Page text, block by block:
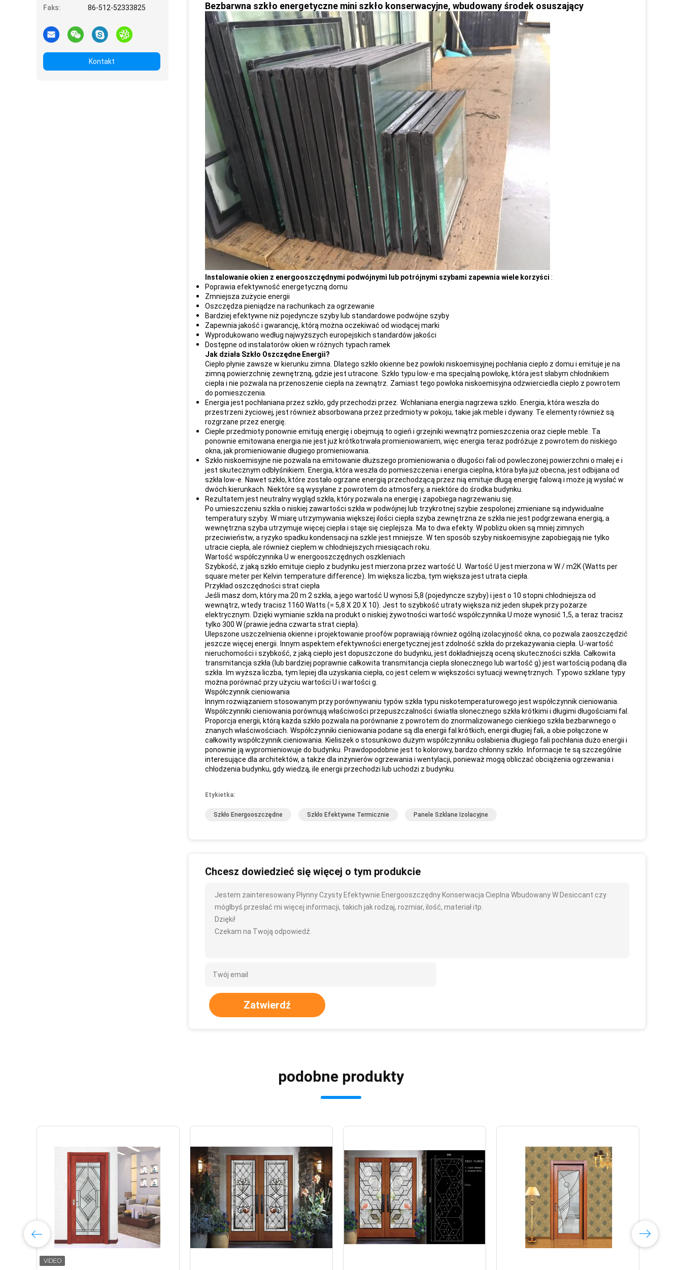
Faks:
86-512-52333825
Kontakt
Bezbarwna szkło energetyczne mini szkło konserwacyjne, wbudowany środek osuszający
Instalowanie okien z energooszczędnymi podwójnymi lub potrójnymi szybami zapewnia wiele korzyści :
Poprawia efektywność energetyczną domu
Zmniejsza zużycie energii
Oszczędza pieniądze na rachunkach za ogrzewanie
Bardziej efektywne niż pojedyncze szyby lub standardowe podwójne szyby
Zapewnia jakość i gwarancję, którą można oczekiwać od wiodącej marki
Wyprodukowano według najwyższych europejskich standardów jakości
Dostępne od instalatorów okien w różnych typach ramek
Jak działa Szkło Oszczędne Energii?
Ciepło płynie zawsze w kierunku zimna.
Dlatego szkło okienne bez powłoki niskoemisyjnej pochłania ciepło z domu i emituje je na
zimną powierzchnię zewnętrzną, gdzie jest utracone. Szkło typu low-e ma specjalną powłokę, która jest słabym chłodnikiem
ciepła i nie pozwala na przenoszenie ciepła na zewnątrz. Zamiast tego powłoka niskoemisyjna odzwierciedla ciepło z powrotem
do pomieszczenia.
Energia jest pochłaniana przez szkło, gdy przechodzi przez. Wchłaniana energia nagrzewa szkło.
Energia, która weszła do
przestrzeni życiowej, jest również absorbowana przez przedmioty w pokoju, takie jak meble i dywany. Te elementy również są
rozgrzane przez energię.
Ciepłe przedmioty ponownie emitują energię i obejmują to ogień i grzejniki wewnątrz pomieszczenia oraz ciepłe meble. Ta
ponownie emitowana energia nie jest już krótkotrwała promieniowaniem, więc energia teraz podróżuje z powrotem do niskiego
okna, jak promieniowanie długiego promieniowania.
Szkło niskoemisyjne nie pozwala na emitowanie dłuższego promieniowania o długości fali od powleczonej powierzchni o małej e i
jest skutecznym odbłyśnikiem.
Energia, która weszła do pomieszczenia i energia cieplna, która była już obecna, jest odbijana od
szkła low-e.
Nawet szkło, które zostało ogrzane energią przechodzącą przez nią emituje długą energię falową i może ją wysłać w
dwóch kierunkach.
Niektóre są wysyłane z powrotem do atmosfery, a niektóre do środka budynku.
Rezultatem jest neutralny wygląd szkła, który pozwala na energię i zapobiega nagrzewaniu się.
Po umieszczeniu szkła o niskiej zawartości szkła w podwójnej lub trzykrotnej szybie zespolonej zmieniane są indywidualne
temperatury szyby. W miarę utrzymywania większej ilości ciepła szyba zewnętrzna ze szkła nie jest podgrzewana energią, a
wewnętrzna szyba utrzymuje więcej ciepła i staje się cieplejsza.
Ma to dwa efekty. W pobliżu okien są mniej zimnych
przeciwieństw, a ryzyko spadku kondensacji na szkle jest mniejsze. W ten sposób szyby niskoemisyjne zapobiegają nie tylko
utracie ciepła, ale również ciepłem w chłodniejszych miesiącach roku.
Wartość współczynnika U w energooszczędnych oszkleniach
Szybkość, z jaką szkło emituje ciepło z budynku jest mierzona przez wartość U. Wartość U jest mierzona w W / m2K (Watts per
square meter per Kelvin temperature difference).
Im większa liczba, tym większa jest utrata ciepła.
Przykład oszczędności strat ciepła
Jeśli masz dom, który ma 20 m 2 szkła, a jego wartość U wynosi 5,8 (pojedyncze szyby) i jest o 10 stopni chłodniejsza od
wewnątrz, wtedy tracisz 1160 Watts (= 5,8 X 20 X 10). Jest to szybkość utraty większa niż jeden słupek przy pożarze
elektrycznym.
Dzięki wymianie szkła na produkt o niskiej żywotności wartość współczynnika U może wynosić 1,5, a teraz tracisz
tylko 300 W (prawie jedna czwarta strat ciepła).
Ulepszone uszczelnienia okienne i projektowanie proofów poprawiają również ogólną izolacyjność okna, co pozwala zaoszczędzić
jeszcze więcej energii.
Innym aspektem efektywności energetycznej jest zdolność szkła do przekazywania ciepła. U-wartość
nieruchomości i szybkość, z jaką ciepło jest dopuszczone do budynku, jest dokładniejszą oceną skuteczności szkła. Całkowita
transmitancja szkła (lub bardziej poprawnie całkowita transmitancja ciepła słonecznego lub wartość g) jest wartością podaną dla
szkła.
Im wyższa liczba, tym lepiej dla uzyskania ciepła, co jest celem w większości sytuacji wewnętrznych. Typowo szklane typy
można porównać przy użyciu wartości U i wartości g.
Współczynnik cieniowania
Innym rozwiązaniem stosowanym przy porównywaniu typów szkła typu niskotemperaturowego jest współczynnik cieniowania.
Współczynniki cieniowania porównują właściwości przepuszczalności światła słonecznego szkła krótkimi i długimi długościami fal.
Proporcja energii, którą każda szkło pozwala na porównanie z powrotem do znormalizowanego cienkiego szkła bezbarwnego o
znanych właściwościach. Współczynniki cieniowania podane są dla energii fal krótkich, energii długiej fali, a obie połączone w
całkowity współczynnik cieniowania.
Kieliszek o stosunkowo dużym współczynniku osłabienia długiego fali pochłania dużo energii i
ponownie ją wypromieniowuje do budynku.
Prawdopodobnie jest to kolorowy, bardzo chłonny szkło.
Informacje te są szczególnie
interesujące dla architektów, a także dla inżynierów ogrzewania i wentylacji, ponieważ mogą obliczać obciążenia ogrzewania i
chłodzenia budynku, gdy wiedzą, ile energii przechodzi lub uchodzi z budynku.
Etykietka:
Szkło Energooszczędne Szkło Efektywne Termicznie Panele Szklane Izolacyjne
Chcesz dowiedzieć się więcej o tym produkcie
Jestem zainteresowany Płynny Czysty Efektywnie Energooszczędny Konserwacja Cieplna Wbudowany W Desiccant czy
mógłbyś przesłać mi więcej informacji, takich jak rodzaj, rozmiar, ilość, materiał itp.
Dzięki!
Czekam na Twoją odpowiedź.
Zatwierdź
podobne produkty